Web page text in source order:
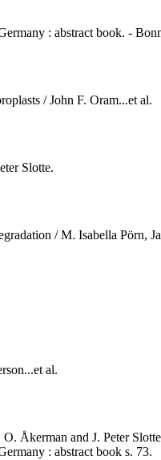
: abstract book. -
/ John F. Oram...et al.
Slotte.
/ M. Isabella Pörn,
al.
Åkerman and J. Peter
: abstract book s. 73.